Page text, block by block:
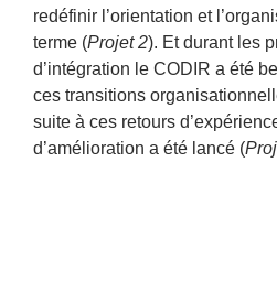
redéfinir l’orientation et
terme (Projet 2). Et durant les
d’intégration le CODIR a été
ces transitions
suite à ces retours
d’amélioration a été lancé (